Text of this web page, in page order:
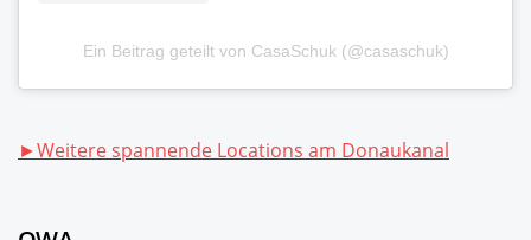
Ein Beitrag geteilt von CasaSchuk (@casaschuk)
►Weitere spannende Locations am Donaukanal